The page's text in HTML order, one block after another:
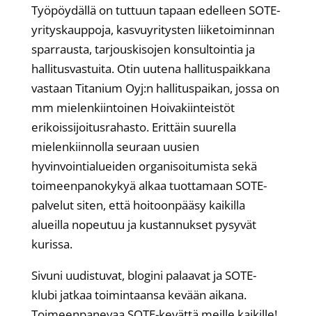
Työpöydällä on tuttuun tapaan edelleen SOTE-
yrityskauppoja, kasvuyritysten liiketoiminnan
sparrausta, tarjouskisojen konsultointia ja
hallitusvastuita. Otin uutena hallituspaikkana
vastaan Titanium Oyj:n hallituspaikan, jossa on
mm mielenkiintoinen Hoivakiinteistöt
erikoissijoitusrahasto. Erittäin suurella
mielenkiinnolla seuraan uusien
hyvinvointialueiden organisoitumista sekä
toimeenpanokykyä alkaa tuottamaan SOTE-
palvelut siten, että hoitoonpääsy kaikilla
alueilla nopeutuu ja kustannukset pysyvät
kurissa.
Sivuni uudistuvat, blogini palaavat ja SOTE-
klubi jatkaa toimintaansa kevään aikana.